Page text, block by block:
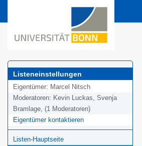
Listeneinstellungen
Eigentümer: Marcel Nitsch
Moderatoren: Kevin Luckas, Svenja
Bramlage, (1 Moderatoren)
Eigentümer kontaktieren
Listen-Hauptseite